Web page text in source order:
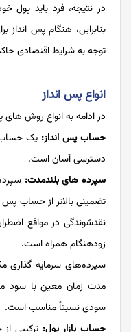
در نتیجه، فرد باید پول
بنابراین، هنگام پس
توجه به شرایط اقتصادی
انواع پس انداز
در ادامه به انواع روش های
حساب پس انداز: یک حساب
دسترسی آسان است.
سپرده‌ های بلندمدت:
تضمینی بالاتر از حساب پس
نقدشوندگی در مواقع
زودهنگام همراه است.
سپرده‌های سرمایه گذاری
مدت زمان معین با سود
سودی نسبتاً مناسب است.